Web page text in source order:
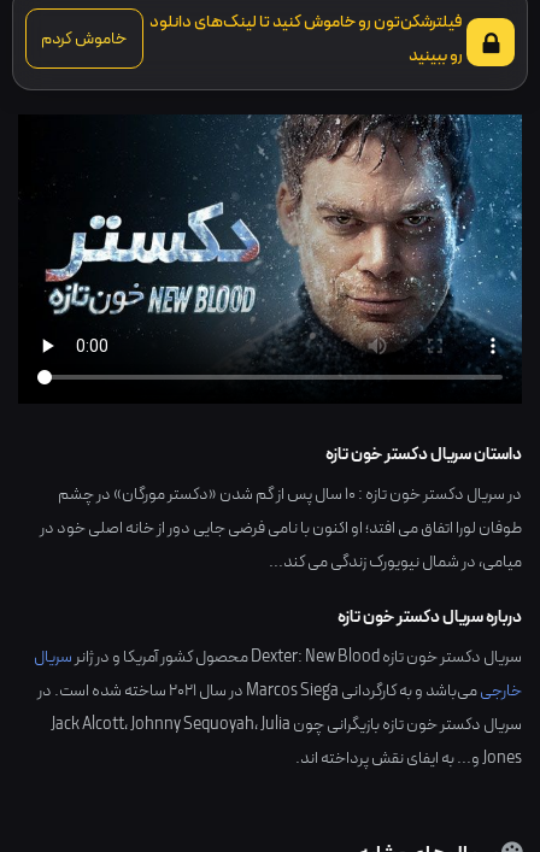
فیلترشکن‌تون رو خاموش کنید تا لینک‌های دانلود
رو ببینید
خاموش کردم
داستان سریال دکستر خون تازه
در سریال دکستر خون تازه : 10 سال پس از گم شدن «دکستر مورگان» در چشم
طوفان لورا اتفاق می افتد؛ او اکنون با نامی فرضی جایی دور از خانه اصلی خود در
میامی، در شمال نیویورک زندگی می کند...
درباره سریال دکستر خون تازه
سریال دکستر خون تازه Dexter: New Blood محصول کشور آمریکاو در ژانرسریال
خارجیمی‌باشد و به کارگردانیMarcos Siegaدر سال2021ساخته شده است. در
سریال دکستر خون تازه بازیگرانی چون
Jack Alcott،Johnny Sequoyah،Julia
Jonesو... به ایفای نقش پرداخته اند.